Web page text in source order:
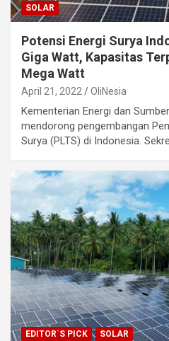
SOLAR
Potensi Energi Surya
Giga Watt, Kapasitas
Mega Watt
April 21, 2022 OliNesia
Kementerian Energi dan
mendorong pengembangan
Surya (PLTS) di Indonesia.
EDITOR`S PICK SOLAR